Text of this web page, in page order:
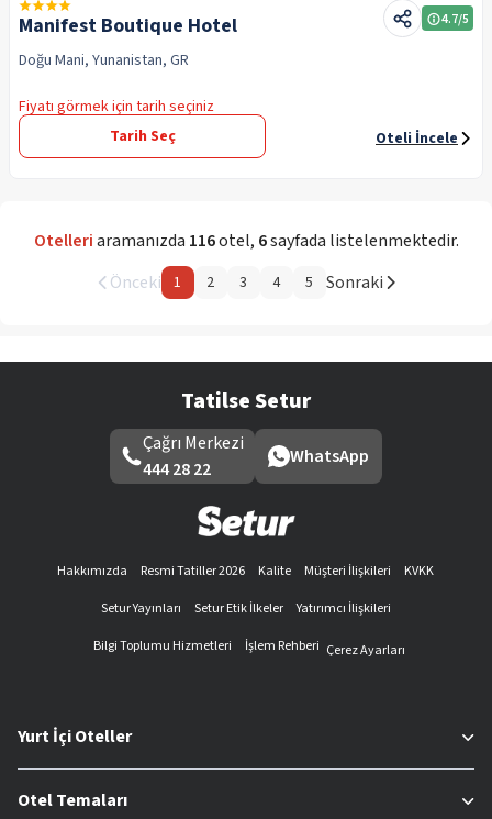
Manifest Boutique Hotel 4.7/5
Doğu Mani, Yunanistan, GR
Fiyatı görmek için tarih seçiniz
Tarih Seç
Oteli İncele
Otelleriaramanızda 116otel, 6sayfada listelenmektedir.
Önceki 1 2 3 4 5 Sonraki
Tatilse Setur
Çağrı Merkezi
444 28 22
WhatsApp
Hakkımızda Resmi Tatiller 2026 Kalite Müşteri İlişkileri
KVKK
Setur Yayınları
Setur Etik İlkeler
Yatırımcı İlişkileri
Bilgi Toplumu Hizmetleri
İşlem Rehberi Çerez Ayarları
Yurt İçi Oteller
Otel Temaları